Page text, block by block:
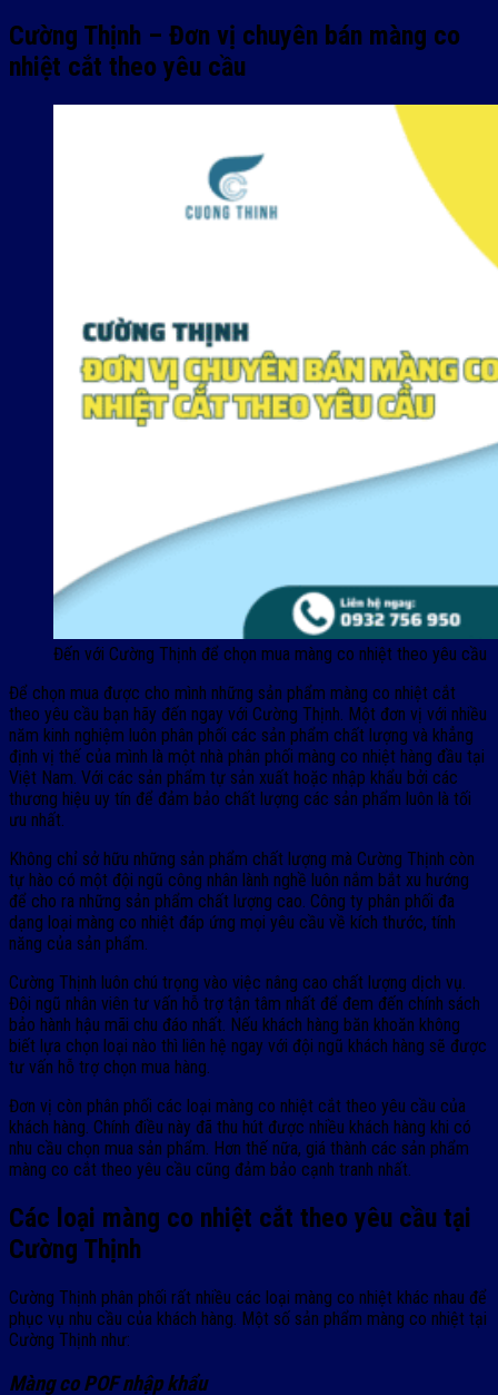
Cường Thịnh – Đơn vị chuyên bán màng co
nhiệt cắt theo yêu cầu
Đến với Cường Thịnh để chọn mua màng co nhiệt theo yêu cầu
Để chọn mua được cho mình những sản phẩm màng co nhiệt cắt
theo yêu cầu bạn hãy đến ngay với Cường Thịnh. Một đơn vị với nhiều
năm kinh nghiệm luôn phân phối các sản phẩm chất lượng và khẳng
định vị thế của mình là một nhà phân phối màng co nhiệt hàng đầu tại
Việt Nam. Với các sản phẩm tự sản xuất hoặc nhập khẩu bởi các
thương hiệu uy tín để đảm bảo chất lượng các sản phẩm luôn là tối
ưu nhất.
Không chỉ sở hữu những sản phẩm chất lượng mà Cường Thịnh còn
tự hào có một đội ngũ công nhân lành nghề luôn nắm bắt xu hướng
để cho ra những sản phẩm chất lượng cao. Công ty phân phối đa
dạng loại màng co nhiệt đáp ứng mọi yêu cầu về kích thước, tính
năng của sản phẩm.
Cường Thịnh luôn chú trọng vào việc nâng cao chất lượng dịch vụ.
Đội ngũ nhân viên tư vấn hỗ trợ tận tâm nhất để đem đến chính sách
bảo hành hậu mãi chu đáo nhất. Nếu khách hàng băn khoăn không
biết lựa chọn loại nào thì liên hệ ngay với đội ngũ khách hàng sẽ được
tư vấn hỗ trợ chọn mua hàng.
Đơn vị còn phân phối các loại màng co nhiệt cắt theo yêu cầu của
khách hàng. Chính điều này đã thu hút được nhiều khách hàng khi có
nhu cầu chọn mua sản phẩm. Hơn thế nữa, giá thành các sản phẩm
màng co cắt theo yêu cầu cũng đảm bảo cạnh tranh nhất.
Các loại màng co nhiệt cắt theo yêu cầu tại
Cường Thịnh
Cường Thịnh phân phối rất nhiều các loại màng co nhiệt khác nhau để
phục vụ nhu cầu của khách hàng. Một số sản phẩm màng co nhiệt tại
Cường Thịnh như:
Màng co POF nhập khẩu